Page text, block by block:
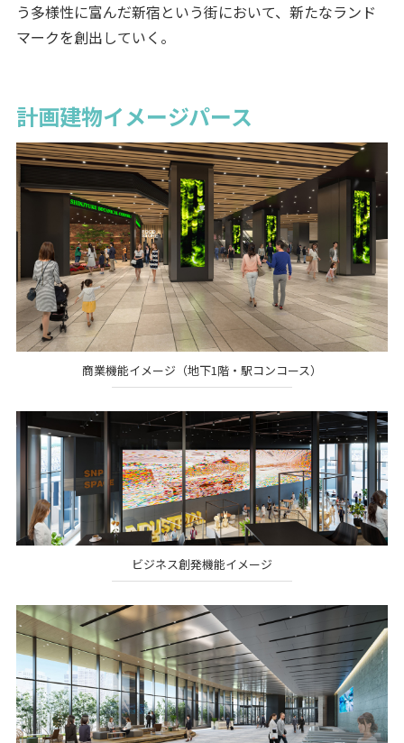
う多様性に富んだ新宿という街において、新たなランド
マークを創出していく。
計画建物イメージパース
商業機能イメージ（地下1階・駅コンコース）
ビジネス創発機能イメージ